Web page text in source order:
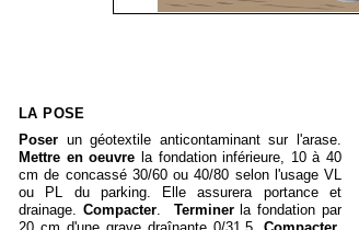
LA POSE
Poser un géotextile anticontaminant sur l'arase.
Mettre en oeuvre la fondation inférieure, 10 à 40
cm de concassé 30/60 ou 40/80 selon l'usage VL
ou PL du parking. Elle assurera portance et
drainage. Compacter. Terminerla fondation par